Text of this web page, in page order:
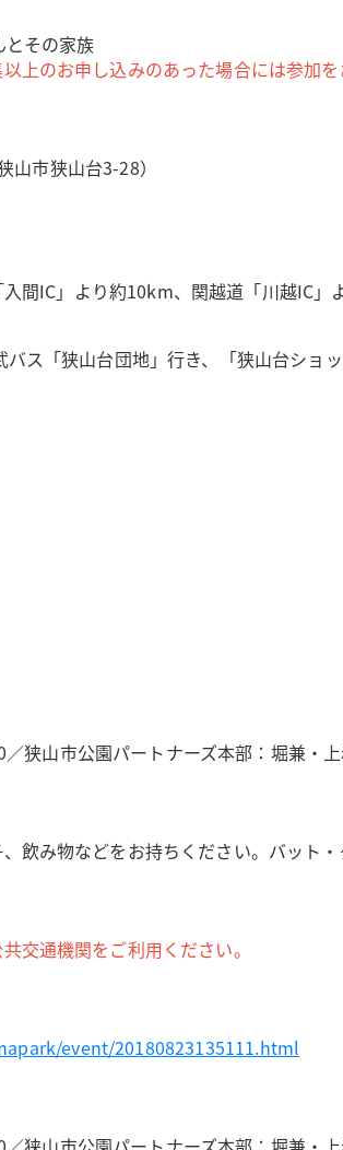
その家族
上のお申し込みのあった場合には参加を
市狭山台3-28）
間IC」より約10km、関越道「川越IC」
ス「狭山台団地」行き、「狭山台ショ
狭山市公園パートナーズ本部：堀兼・上
飲み物などをお持ちください。バット・
交通機関をご利用ください。
event/20180823135111.html